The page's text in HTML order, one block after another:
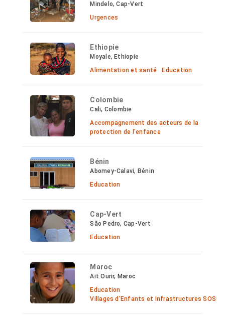
Mindelo, Cap-Vert
Urgences
Ethiopie
Moyale, Ethiopie
Alimentation et santé
Education
Colombie
Cali, Colombie
Accompagnement des acteurs de la
protection de l'enfance
Bénin
Abomey-Calavi, Bénin
Education
Cap-Vert
São Pedro, Cap-Vert
Education
Maroc
Ait Ourir, Maroc
Education
Villages d'Enfants et Infrastructures SOS